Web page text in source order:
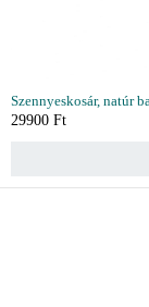
Szennyeskosár, natúr
29900 Ft